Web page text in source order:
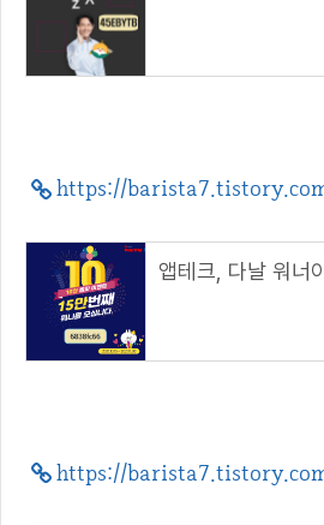
https://
https://